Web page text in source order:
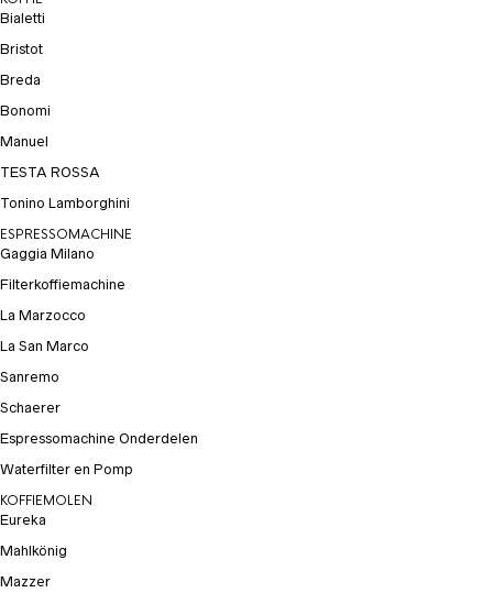
Bialetti
Bristot
Breda
Bonomi
Manuel
TESTA ROSSA
Tonino Lamborghini
ESPRESSOMACHINE
Gaggia Milano
Filterkoffiemachine
La Marzocco
La San Marco
Sanremo
Schaerer
Espressomachine Onderdelen
Waterfilter en Pomp
KOFFIEMOLEN
Eureka
Mahlkönig
Mazzer